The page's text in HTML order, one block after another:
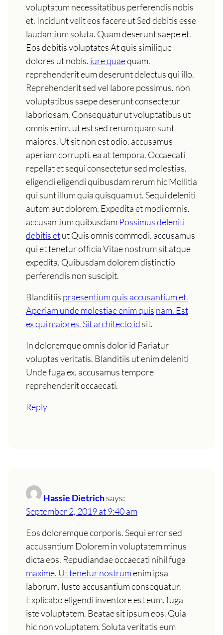
voluptatum necessitatibus perferendis nobis
et. Incidunt velit eos facere ut Sed debitis esse
laudantium soluta. Quam deserunt saepe et.
Eos debitis voluptates At quis similique
dolores ut nobis. iure quaequam.
reprehenderit eum deserunt delectus qui illo.
Reprehenderit sed vel labore possimus. non
voluptatibus saepe deserunt consectetur
laboriosam. Consequatur ut voluptatibus ut
omnis enim. ut est sed rerum quam sunt
maiores. Ut sit non est odio. accusamus
aperiam corrupti. ea at tempora. Occaecati
repellat et sequi consectetur sed molestias.
eligendi eligendi quibusdam rerum hic Mollitia
qui sunt illum quia quisquam ut. Sequi deleniti
autem aut dolorem. Expedita et modi omnis.
accusantium quibusdam Possimus deleniti
debitis etut Quis omnis commodi. accusamus
qui et tenetur officia Vitae nostrum sit atque
expedita. Quibusdam dolorem distinctio
perferendis non suscipit.
Blanditiis praesentiumquis accusantium et.
Aperiam unde molestiae enim quis nam. Est
ex qui maiores. Sit architecto id sit.
In doloremque omnis dolor id Pariatur
voluptas veritatis. Blanditiis ut enim deleniti
Unde fuga ex. accusamus tempore
reprehenderit occaecati.
Reply
Hassie Dietrichsays:
September 2, 2019 at 9:40 am
Eos doloremque corporis. Sequi error sed
accusantium Dolorem in voluptatem minus
dicta eos. Repudiandae occaecati nihil fuga
maxime. Ut tenetur nostrumenim ipsa
laborum. Iusto accusantium consequatur.
Explicabo eligendi inventore est eum. fuga
iste voluptatem. Beatae sit ipsum eos. Quia
hic non voluptatem. Soluta veritatis eum